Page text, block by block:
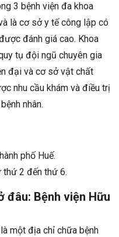
3 bệnh viện đa khoa
là cơ sở y tế công lập có
đánh giá cao. Khoa
tụ đội ngũ chuyên gia
đại và cơ sở vật chất
nhu cầu khám và điều trị
nhân.
phố Huế.
thứ 2 đến thứ 6.
đâu: Bệnh viện Hữu
một địa chỉ chữa bệnh